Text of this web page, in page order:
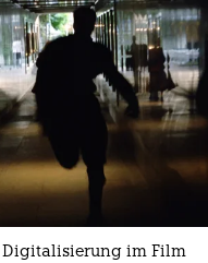
Digitalisierung im Film